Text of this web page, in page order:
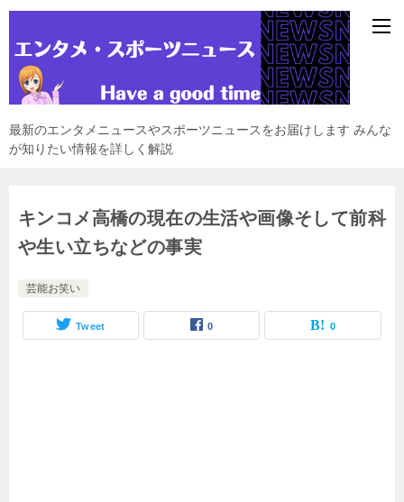
最新のエンタメニュースやスポーツニュースをお届けします みんな
が知りたい情報を詳しく解説
キンコメ高橋の現在の生活や画像そして前科
や生い立ちなどの事実
芸能お笑い
Tweet 0 0